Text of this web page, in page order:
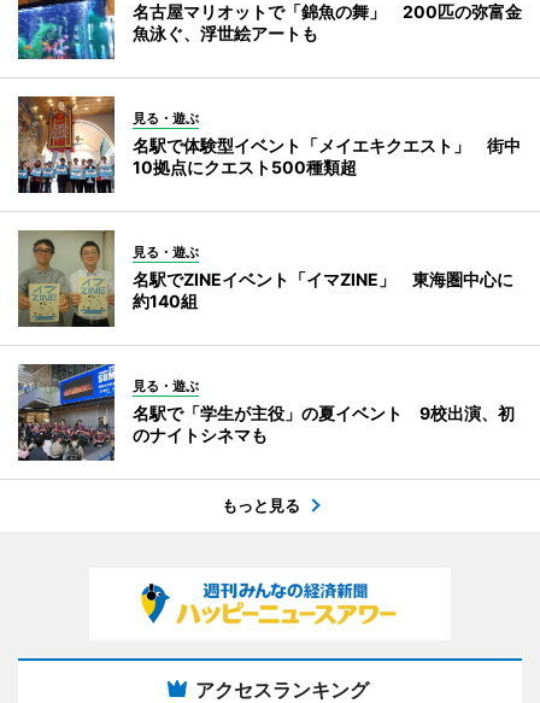
名古屋マリオットで「錦魚の舞」 200匹の弥富金
魚泳ぐ、浮世絵アートも
見る・遊ぶ
名駅で体験型イベント「メイエキクエスト」 街中
10拠点にクエスト500種類超
見る・遊ぶ
名駅でZINEイベント「イマZINE」 東海圏中心に
約140組
見る・遊ぶ
名駅で「学生が主役」の夏イベント 9校出演、初
のナイトシネマも
もっと見る
アクセスランキング